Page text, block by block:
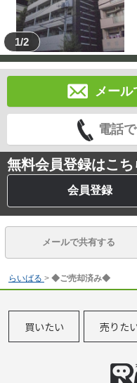
1/2
メー
電話
無料会員登録はこち
会員登録
メールで共有する
らいばる > ◆ご売却済み◆
買いたい 売りた